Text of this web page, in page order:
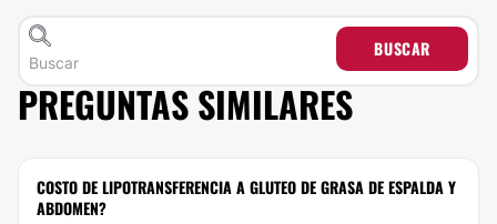
BUSCAR
PREGUNTAS SIMILARES
COSTO DE LIPOTRANSFERENCIA A GLUTEO DE GRASA DE ESPALDA Y
ABDOMEN?